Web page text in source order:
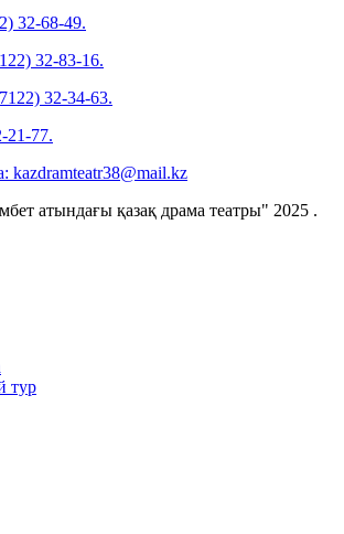
32-68-49.
32-83-16.
32-34-63.
21-77.
kazdramteatr38@mail.kz
атындағы қазақ драма театры" 2025 .
тур